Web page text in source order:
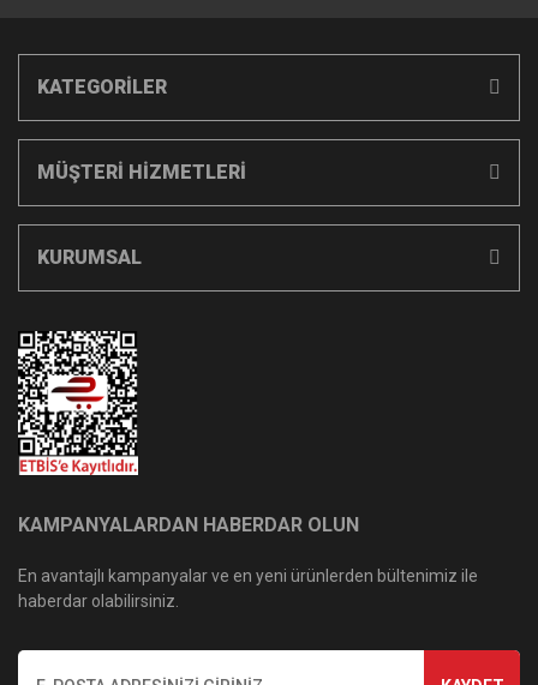
KATEGORİLER
MÜŞTERİ HİZMETLERİ
KURUMSAL
KAMPANYALARDAN HABERDAR OLUN
En avantajlı kampanyalar ve en yeni ürünlerden bültenimiz ile
haberdar olabilirsiniz.